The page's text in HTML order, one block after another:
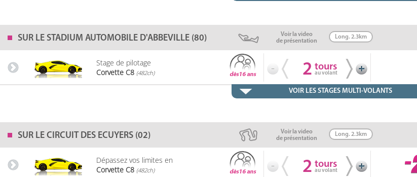
SUR LE STADIUM AUTOMOBILE D'ABBEVILLE (80)
Voir la video
de présentation
Long. 2.3km
Stage de pilotage
Corvette C8 (482ch) 2 tours
au volant
VOIR LES STAGES MULTI-VOLANTS
SUR LE CIRCUIT DES ECUYERS (02)
Voir la video
de présentation
Long. 2.3km
Dépassez vos limites en
Corvette C8 (482ch) 2 tours
au volant